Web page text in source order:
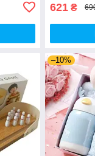
621 ₴
–10%